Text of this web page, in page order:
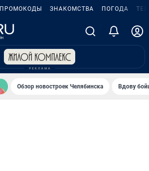
ПРОМОКОДЫ ЗНАКОМСТВА ПОГОДА
Обзор новостроек Челябинска Вдову